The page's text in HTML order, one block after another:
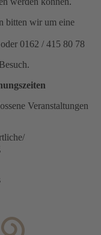
bitten wir um eine
0162 / 415 80 78
Veranstaltungen